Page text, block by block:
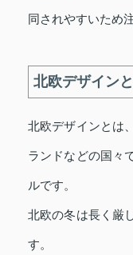
同されやすいため
北欧デザイン
北欧デザインとは
ランドなどの国々
ルです。
北欧の冬は長く厳
す。